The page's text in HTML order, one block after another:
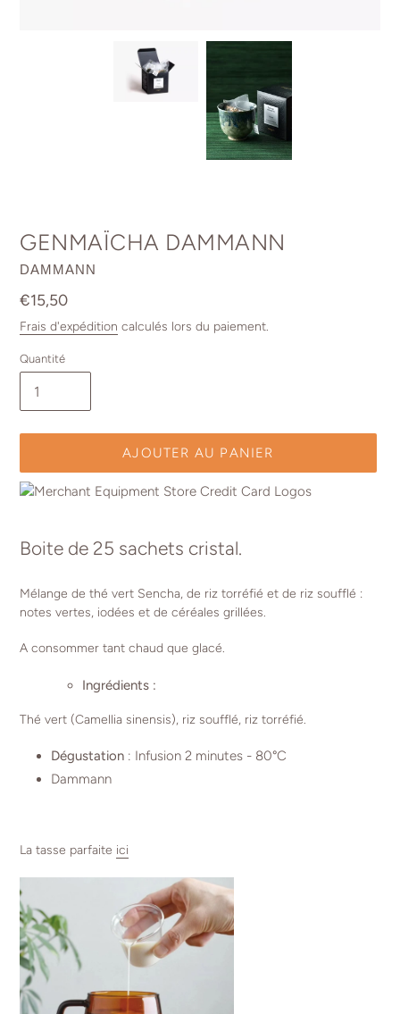
GENMAÏCHA DAMMANN
DISTRIBUTEUR
DAMMANN
Prix
normal
€15,50
Frais d'expédition calculés lors du paiement.
Quantité
AJOUTER AU PANIER
produit
votre
panier
Boite de 25 sachets cristal.
Mélange de thé vert Sencha, de riz torréfié et de riz soufflé :
notes vertes, iodées et de céréales grillées.
A consommer tant chaud que glacé.
Ingrédients :
Thé vert (Camellia sinensis), riz soufflé, riz torréfié.
Dégustation : Infusion 2 minutes - 80°C
Dammann
La tasse parfaite ici